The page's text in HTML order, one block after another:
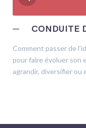
─ CONDUITE
Comment passer de
pour faire évoluer son
agrandir, diversifier